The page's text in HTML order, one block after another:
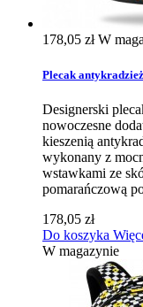
178,05 złW
Plecak
Designerski
nowoczesne
kieszenią
wykonany z
wstawkami ze
pomarańczową
178,05 zł
Do koszyka
W magazynie